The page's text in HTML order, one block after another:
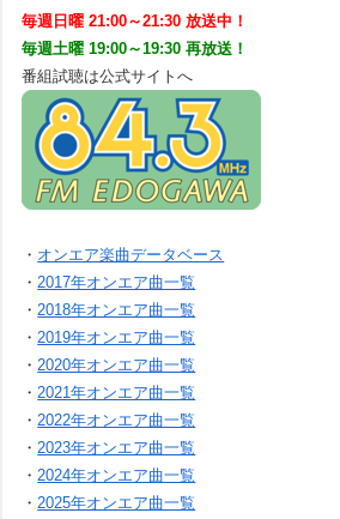
毎週日曜 21:00～21:30 放送中！
毎週土曜 19:00～19:30 再放送！
番組試聴は公式サイトへ
・ オンエア楽曲データベース
・ 2017年オンエア曲一覧
・ 2018年オンエア曲一覧
・ 2019年オンエア曲一覧
・ 2020年オンエア曲一覧
・ 2021年オンエア曲一覧
・ 2022年オンエア曲一覧
・ 2023年オンエア曲一覧
・ 2024年オンエア曲一覧
・ 2025年オンエア曲一覧